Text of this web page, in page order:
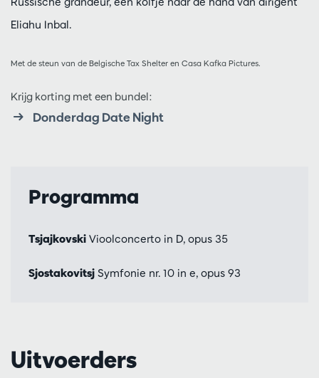
Eliahu Inbal.
Met de steun van de Belgische Tax Shelter en Casa Kafka Pictures.
Krijg korting met een bundel:
Donderdag Date Night
Programma
Tsjajkovski Vioolconcerto in D, opus 35
Sjostakovitsj Symfonie nr. 10 in e, opus 93
Uitvoerders